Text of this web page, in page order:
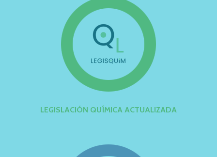
LEGISLACIÓN QUÍMICA ACTUALIZADA